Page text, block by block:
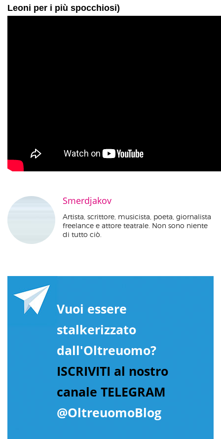
Leoni per i più spocchiosi)
Smerdjakov
Artista, scrittore, musicista, poeta, giornalista
freelance e attore teatrale. Non sono niente
di tutto ciò.
Vuoi essere
stalkerizzato
dall'Oltreuomo?
ISCRIVITI al nostro
canale TELEGRAM
@OltreuomoBlog